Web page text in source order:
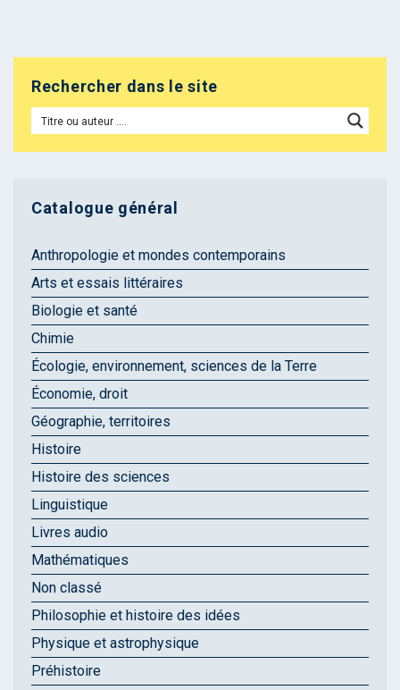
Rechercher dans le site
Catalogue général
Anthropologie et mondes contemporains
Arts et essais littéraires
Biologie et santé
Chimie
Écologie, environnement, sciences de la Terre
Économie, droit
Géographie, territoires
Histoire
Histoire des sciences
Linguistique
Livres audio
Mathématiques
Non classé
Philosophie et histoire des idées
Physique et astrophysique
Préhistoire